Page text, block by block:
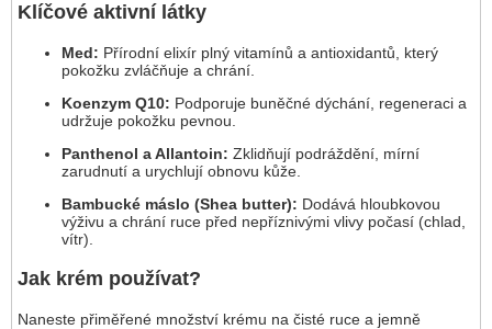
Klíčové aktivní látky
Med: Přírodní elixír plný vitamínů a antioxidantů, který
pokožku zvláčňuje a chrání.
Koenzym Q10: Podporuje buněčné dýchání, regeneraci a
udržuje pokožku pevnou.
Panthenol a Allantoin: Zklidňují podráždění, mírní
zarudnutí a urychlují obnovu kůže.
Bambucké máslo (Shea butter): Dodává hloubkovou
výživu a chrání ruce před nepříznivými vlivy počasí (chlad,
vítr).
Jak krém používat?
Naneste přiměřené množství krému na čisté ruce a jemně